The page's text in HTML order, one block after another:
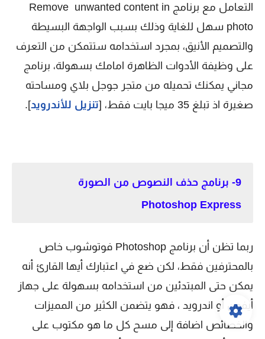
التعامل مع برنامج Remove unwanted content in
photo سهل للغاية وذلك بسبب الواجهة البسيطة
والتصميم الأنيق، بمجرد استخدامه ستتمكن من التعرف
على وظيفة الأدوات الظاهرة امامك بسهولة، برنامج
مجاني يمكنك تحميله من متجر جوجل بلاي ومساحته
صغيرة اذ تبلغ 35 ميجا بايت فقط، [
تنزيل للأندرويد].
9- برنامج حذف النصوص من الصورة
Photoshop Express
ربما تظن أن برنامج Photoshop فوتوشوب خاص
بالمحترفين فقط، لكن ضع في اعتبارك أيها القارئ أنه
يمكن حتى المبتدئين من استخدامه بسهولة على جهاز
أيفون أو اندرويد ، فهو يتضمن الكثير من المميزات
والخصائص اضافة إلى مسح كل ما هو مكتوب على